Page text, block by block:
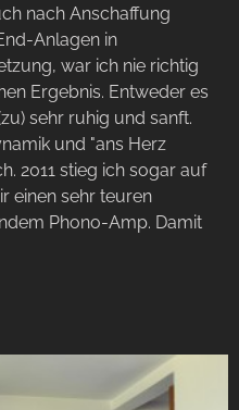
nach Anschaffung
Anlagen in
war ich nie richtig
Ergebnis. Entweder es
sehr ruhig und sanft.
und "ans Herz
2011 stieg ich sogar auf
einen sehr teuren
Phono-Amp. Damit